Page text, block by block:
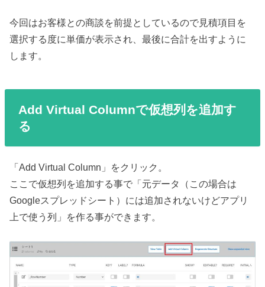
今回はお客様との商談を前提としているので見積項目を
選択する度に単価が表示され、最後に合計を出すように
します。
Add Virtual Columnで仮想列を追加す
る
「Add Virtual Column」をクリック。
ここで仮想列を追加する事で「元データ（この場合は
Googleスプレッドシート）には追加されないけどアプリ
上で使う列」を作る事ができます。